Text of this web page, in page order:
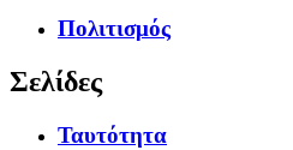
Πολιτισμός
Σελίδες
Ταυτότητα